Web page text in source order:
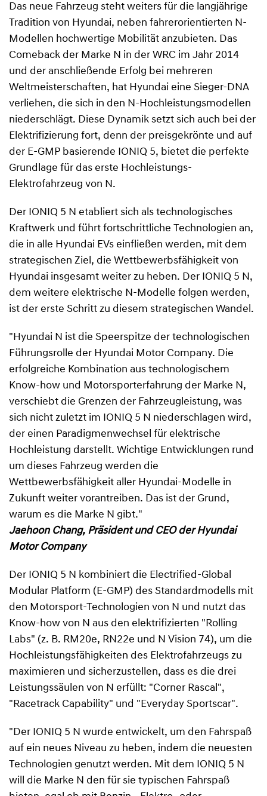
Das neue Fahrzeug steht weiters für die langjährige
Tradition von Hyundai, neben fahrerorientierten N-
Modellen hochwertige Mobilität anzubieten. Das
Comeback der Marke N in der WRC im Jahr 2014
und der anschließende Erfolg bei mehreren
Weltmeisterschaften, hat Hyundai eine Sieger-DNA
verliehen, die sich in den N-Hochleistungsmodellen
niederschlägt. Diese Dynamik setzt sich auch bei der
Elektrifizierung fort, denn der preisgekrönte und auf
der E-GMP basierende IONIQ 5, bietet die perfekte
Grundlage für das erste Hochleistungs-
Elektrofahrzeug von N.
Der IONIQ 5 N etabliert sich als technologisches
Kraftwerk und führt fortschrittliche Technologien an,
die in alle Hyundai EVs einfließen werden, mit dem
strategischen Ziel, die Wettbewerbsfähigkeit von
Hyundai insgesamt weiter zu heben. Der IONIQ 5 N,
dem weitere elektrische N-Modelle folgen werden,
ist der erste Schritt zu diesem strategischen Wandel.
"Hyundai N ist die Speerspitze der technologischen
Führungsrolle der Hyundai Motor Company. Die
erfolgreiche Kombination aus technologischem
Know-how und Motorsporterfahrung der Marke N,
verschiebt die Grenzen der Fahrzeugleistung, was
sich nicht zuletzt im IONIQ 5 N niederschlagen wird,
der einen Paradigmenwechsel für elektrische
Hochleistung darstellt. Wichtige Entwicklungen rund
um dieses Fahrzeug werden die
Wettbewerbsfähigkeit aller Hyundai-Modelle in
Zukunft weiter vorantreiben. Das ist der Grund,
warum es die Marke N gibt."
Jaehoon Chang, Präsident und CEO der Hyundai
Motor Company
Der IONIQ 5 N kombiniert die Electrified-Global
Modular Platform (E-GMP) des Standardmodells mit
den Motorsport-Technologien von N und nutzt das
Know-how von N aus den elektrifizierten "Rolling
Labs" (z. B. RM20e, RN22e und N Vision 74), um die
Hochleistungsfähigkeiten des Elektrofahrzeugs zu
maximieren und sicherzustellen, dass es die drei
Leistungssäulen von N erfüllt: "Corner Rascal",
"Racetrack Capability" und "Everyday Sportscar".
"Der IONIQ 5 N wurde entwickelt, um den Fahrspaß
auf ein neues Niveau zu heben, indem die neuesten
Technologien genutzt werden. Mit dem IONIQ 5 N
will die Marke N den für sie typischen Fahrspaß